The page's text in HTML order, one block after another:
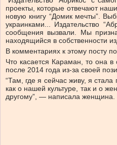
проекты, которые отвечают
новую книгу “Домик мечты”.
украинками... Издательство
сообщения вызвали. Мы
находящийся в собственности
В комментариях к этому посту
Что касается Караман, то она
после 2014 года из-за своей
“Там, где я сейчас живу, я
как о нашей культуре, так и о
другому”, — написала женщина.